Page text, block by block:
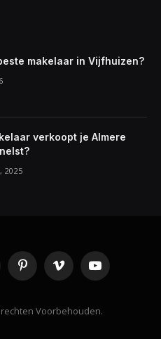
makelaar in Vijfhuizen?
verkoopt je Almere
2025
PinterestVimeo YouTube
Voorbehouden.